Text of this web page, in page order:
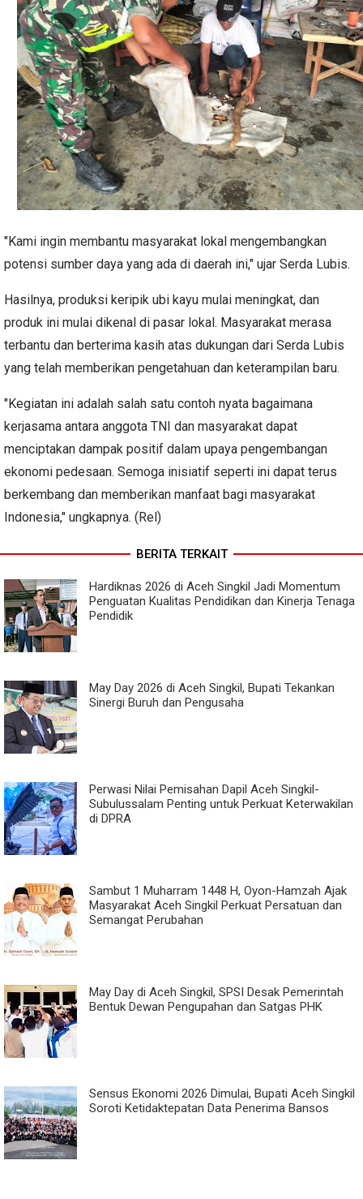
"Kami ingin membantu masyarakat lokal mengembangkan
potensi sumber daya yang ada di daerah ini," ujar Serda Lubis.
Hasilnya, produksi keripik ubi kayu mulai meningkat, dan
produk ini mulai dikenal di pasar lokal. Masyarakat merasa
terbantu dan berterima kasih atas dukungan dari Serda Lubis
yang telah memberikan pengetahuan dan keterampilan baru.
"Kegiatan ini adalah salah satu contoh nyata bagaimana
kerjasama antara anggota TNI dan masyarakat dapat
menciptakan dampak positif dalam upaya pengembangan
ekonomi pedesaan. Semoga inisiatif seperti ini dapat terus
berkembang dan memberikan manfaat bagi masyarakat
Indonesia," ungkapnya. (Rel)
BERITA TERKAIT
Hardiknas 2026 di Aceh Singkil Jadi Momentum
Penguatan Kualitas Pendidikan dan Kinerja Tenaga
Pendidik
May Day 2026 di Aceh Singkil, Bupati Tekankan
Sinergi Buruh dan Pengusaha
Perwasi Nilai Pemisahan Dapil Aceh Singkil-
Subulussalam Penting untuk Perkuat Keterwakilan
di DPRA
Sambut 1 Muharram 1448 H, Oyon-Hamzah Ajak
Masyarakat Aceh Singkil Perkuat Persatuan dan
Semangat Perubahan
May Day di Aceh Singkil, SPSI Desak Pemerintah
Bentuk Dewan Pengupahan dan Satgas PHK
Sensus Ekonomi 2026 Dimulai, Bupati Aceh Singkil
Soroti Ketidaktepatan Data Penerima Bansos